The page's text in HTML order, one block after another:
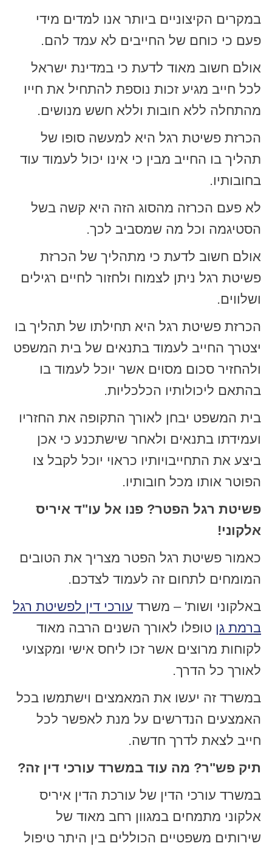
במקרים הקיצוניים ביותר אנו למדים מידי
פעם כי כוחם של החייבים לא עמד להם.
אולם חשוב מאוד לדעת כי במדינת ישראל
לכל חייב מגיע זכות נוספת להתחיל את חייו
מהתחלה ללא חובות וללא חשש מנושים.
הכרזת פשיטת רגל היא למעשה סופו של
תהליך בו החייב מבין כי אינו יכול לעמוד עוד
בחובותיו.
לא פעם הכרזה מהסוג הזה היא קשה בשל
הסטיגמה וכל מה שמסביב לכך.
אולם חשוב לדעת כי מתהליך של הכרזת
פשיטת רגל ניתן לצמוח ולחזור לחיים רגילים
ושלווים.
הכרזת פשיטת רגל היא תחילתו של תהליך בו
יצטרך החייב לעמוד בתנאים של בית המשפט
ולהחזיר סכום מסוים אשר יוכל לעמוד בו
בהתאם ליכולותיו הכלכליות.
בית המשפט יבחן לאורך התקופה את החזריו
ועמידתו בתנאים ולאחר שישתכנע כי אכן
ביצע את התחייבויותיו כראוי יוכל לקבל צו
הפוטר אותו מכל חובותיו.
פשיטת רגל הפטר? פנו אל עו"ד איריס
אלקוני!
כאמור פשיטת רגל הפטר מצריך את הטובים
המומחים לתחום זה לעמוד לצדכם.
באלקוני ושות' – משרד עורכי דין לפשיטת רגל
ברמת גן טופלו לאורך השנים הרבה מאוד
לקוחות מרוצים אשר זכו ליחס אישי ומקצועי
לאורך כל הדרך.
במשרד זה יעשו את המאמצים וישתמשו בכל
האמצעים הנדרשים על מנת לאפשר לכל
חייב לצאת לדרך חדשה.
תיק פש"ר? מה עוד במשרד עורכי דין זה?
במשרד עורכי הדין של עורכת הדין איריס
אלקוני מתמחים במגוון רחב מאוד של
שירותים משפטיים הכוללים בין היתר טיפול